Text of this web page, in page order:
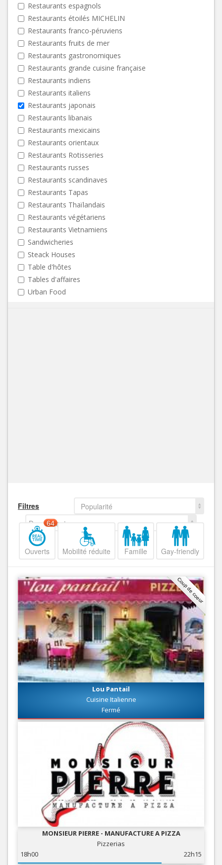
Restaurants espagnols
Restaurants étoilés MICHELIN
Restaurants franco-péruviens
Restaurants fruits de mer
Restaurants gastronomiques
Restaurants grande cuisine française
Restaurants indiens
Restaurants italiens
Restaurants japonais
Restaurants libanais
Restaurants mexicains
Restaurants orientaux
Restaurants Rotisseries
Restaurants russes
Restaurants scandinaves
Restaurants Tapas
Restaurants Thaïlandais
Restaurants végétariens
Restaurants Vietnamiens
Sandwicheries
Steack Houses
Table d'hôtes
Tables d'affaires
Urban Food
Filtres
Popularité
Decroissant
Ouverts
64
Mobilité réduite Famille Gay-friendly
Coup de coeur
Lou Pantail
Cuisine Italienne
Fermé
MONSIEUR PIERRE - MANUFACTURE A PIZZA
Pizzerias
18h00
22h15